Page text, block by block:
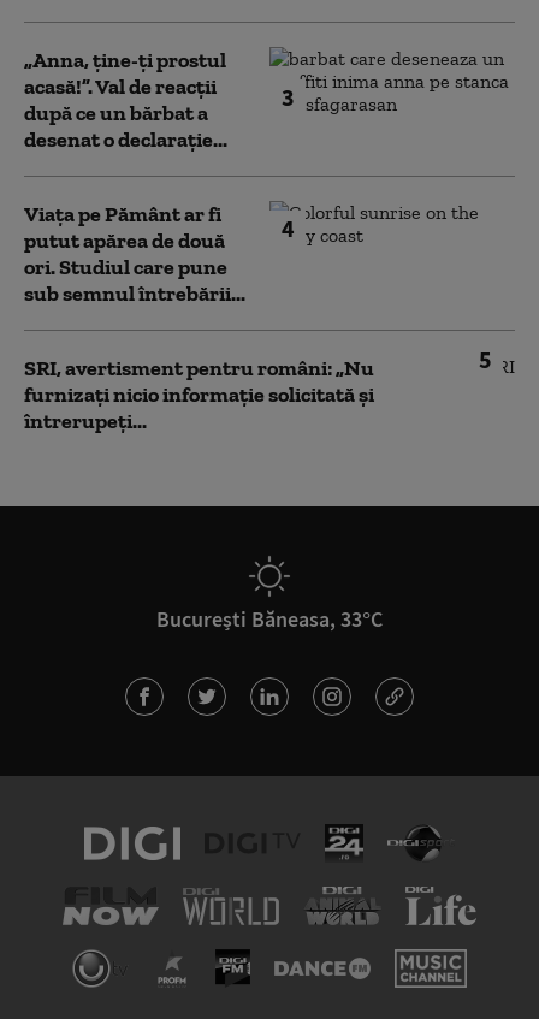
3
„Anna, ţine-ţi prostul
acasă!”. Val de reacții
după ce un bărbat a
desenat o declarație...
4
Viața pe Pământ ar fi
putut apărea de două
ori. Studiul care pune
sub semnul întrebării...
5
SRI, avertisment pentru români: „Nu
furnizați nicio informație solicitată și
întrerupeți...
București Băneasa, 33°C